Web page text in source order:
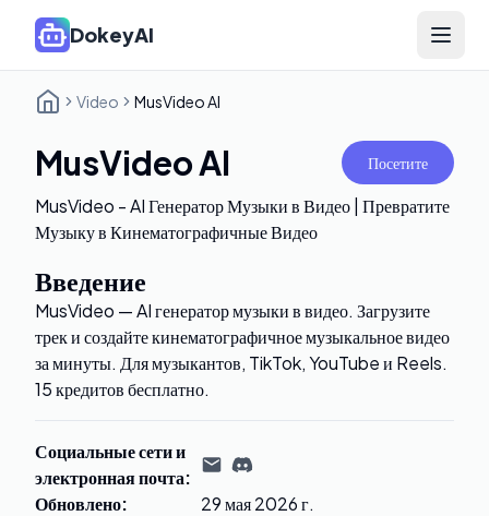
DokeyAI Open
Video MusVideo AI
MusVideo AI Посетите
MusVideo - AI Генератор Музыки в Видео | Превратите
Музыку в Кинематографичные Видео
Введение
MusVideo — AI генератор музыки в видео. Загрузите
трек и создайте кинематографичное музыкальное видео
за минуты. Для музыкантов, TikTok, YouTube и Reels.
15 кредитов бесплатно.
Социальные сети и
электронная почта:
Обновлено:
29 мая 2026 г.